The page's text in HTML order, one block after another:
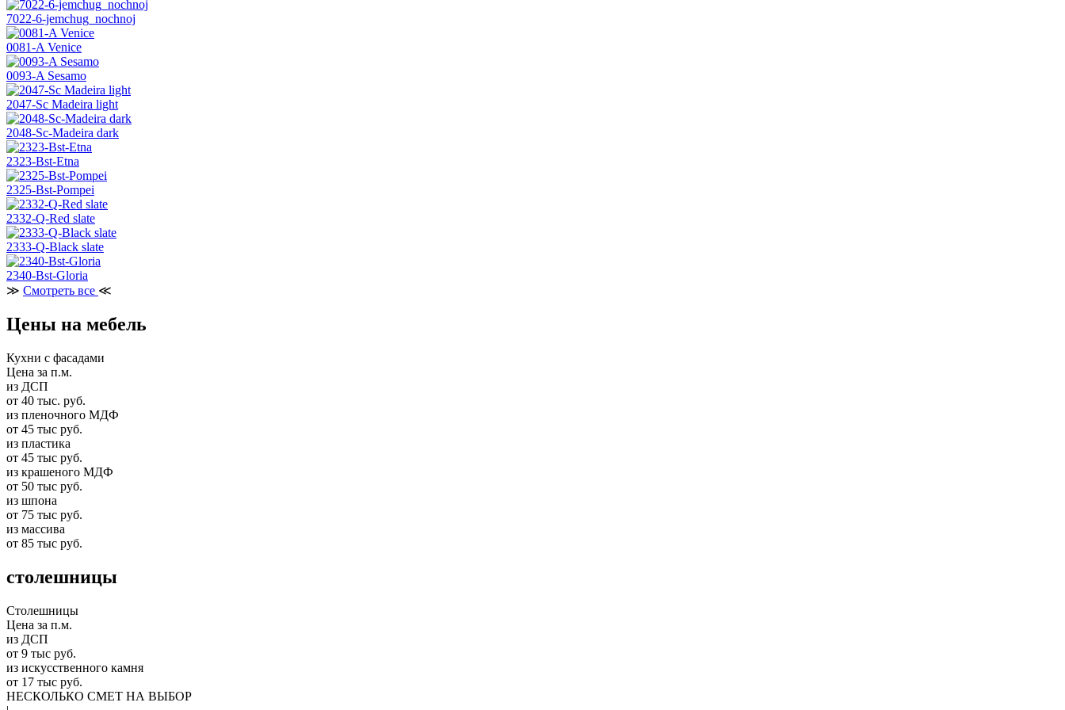
7022-6-jemchug_nochnoj
0081-A Venice
0093-A Sesamo
2047-Sc Madeira light
2048-Sc-Madeira dark
2323-Bst-Etna
2325-Bst-Pompei
2332-Q-Red slate
2333-Q-Black slate
2340-Bst-Gloria
≫ Смотреть все ≪
Цены на мебель
Кухни с фасадами
Цена за п.м.
из ДСП
от 40 тыс. руб.
из пленочного МДФ
от 45 тыс руб.
из пластика
от 45 тыс руб.
из крашеного МДФ
от 50 тыс руб.
из шпона
от 75 тыс руб.
из массива
от 85 тыс руб.
столешницы
Столешницы
Цена за п.м.
из ДСП
от 9 тыс руб.
из искусственного камня
от 17 тыс руб.
НЕСКОЛЬКО СМЕТ НА ВЫБОР